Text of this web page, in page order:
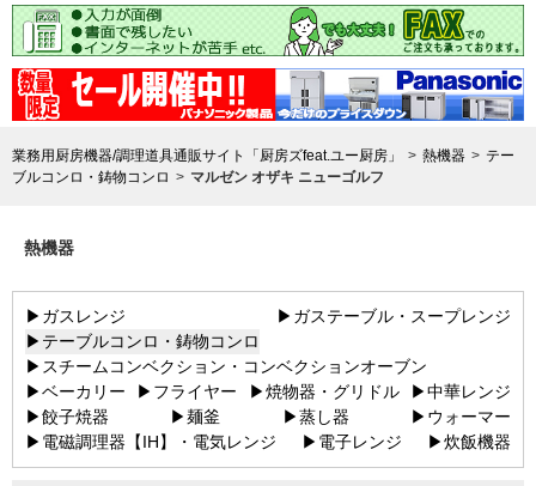
業務用厨房機器/調理道具通販サイト「厨房ズfeat.ユー厨房」 熱機器
テー
ブルコンロ・鋳物コンロ
マルゼン オザキ ニューゴルフ
熱機器
▶ガスレンジ
▶ガステーブル・スープレンジ
▶テーブルコンロ・鋳物コンロ
▶スチームコンベクション・コンベクションオーブン
▶ベーカリー
▶フライヤー ▶焼物器・グリドル
▶中華レンジ
▶餃子焼器
▶麺釜 ▶蒸し器
▶ウォーマー
▶電磁調理器【IH】・電気レンジ
▶電子レンジ ▶炊飯機器